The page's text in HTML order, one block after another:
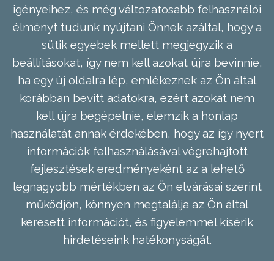
igényeihez, és még változatosabb felhasználói
élményt tudunk nyújtani Önnek azáltal, hogy a
sütik egyebek mellett megjegyzik a
beállításokat, így nem kell azokat újra bevinnie,
ha egy új oldalra lép, emlékeznek az Ön által
korábban bevitt adatokra, ezért azokat nem
kell újra begépelnie, elemzik a honlap
használatát annak érdekében, hogy az így nyert
információk felhasználásával végrehajtott
fejlesztések eredményeként az a lehető
legnagyobb mértékben az Ön elvárásai szerint
működjön, könnyen megtalálja az Ön által
keresett információt, és figyelemmel kísérik
hirdetéseink hatékonyságát.